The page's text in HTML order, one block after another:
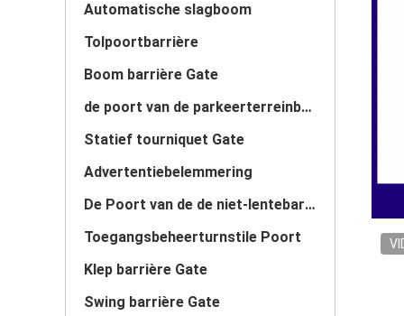
Automatische slagboom
Tolpoortbarrière
Boom barrière Gate
de poort van de parkeerterreinbarrière
Statief tourniquet Gate
Advertentiebelemmering
De Poort van de de niet-lentebarrière
Toegangsbeheerturnstile Poort
Klep barrière Gate
Swing barrière Gate